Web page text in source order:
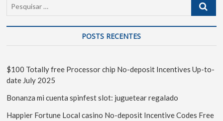
POSTS RECENTES
$100 Totally free Processor chip No-deposit Incentives Up-to-
date July 2025
Bonanza mi cuenta spinfest slot: juguetear regalado
Happier Fortune Local casino No-deposit Incentive Codes Free